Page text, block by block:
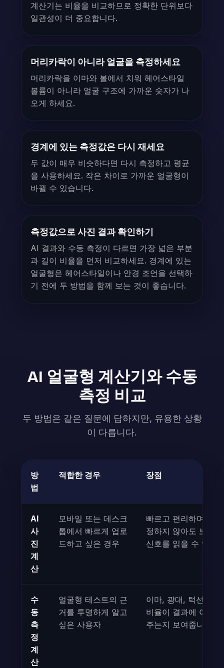
계산기는 비율을 비교하므로 정확한 단위보다
일관성이 더 중요합니다.
머리카락이 아니라 얼굴을 측정하세요
머리카락을 이마와 볼에서 치워 헤어스타일
볼륨이 아니라 얼굴 구조에 가까운 숫자가 나
오게 하세요.
경계에 있는 측정값은 다시 재세요
두 값이 매우 비슷하다면 다시 측정하고 평균
을 사용하세요. 작은 차이로 가까운 얼굴형이
바뀔 수 있습니다.
측정값으로 사진 결과 확인하기
AI 결과와 수동 측정이 다르면 가장 넓은 부분
과 길이 비율을 먼저 비교하세요. 경계에 있는
얼굴형은 헤어스타일이나 안경 조언을 선택하
기 전에 두 방법을 함께 보는 것이 좋습니다.
AI 얼굴형 계산기와 수동
측정 비교
두 방법은 같은 질문에 답하지만, 유용한 상황
이 다릅니다.
방
법
적합한 경우 장점
AI
사
진
계
산
모바일 또는 데스크
톱에서 빠르게 업로
드하고 싶은 경우
빠르고 편리하며, 손
정하지 않아도 보이
신호를 읽을 수 있습
수
동
측
정
계
산
얼굴형 테스트의 근
거를 투명하게 알고
싶은 사용자
이마, 광대, 턱선, 얼
비율이 결과에 어떻
주는지 보여줍니다.